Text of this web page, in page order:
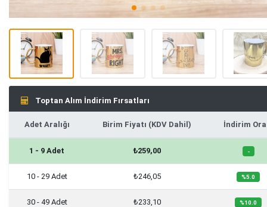
Toptan Alım İndirim Fırsatları
Adet Aralığı Birim Fiyatı (KDV Dahil) İndirim
1 - 9 Adet ₺259,00 -
10 - 29 Adet ₺246,05 %5.0
30 - 49 Adet ₺233,10 %10.0